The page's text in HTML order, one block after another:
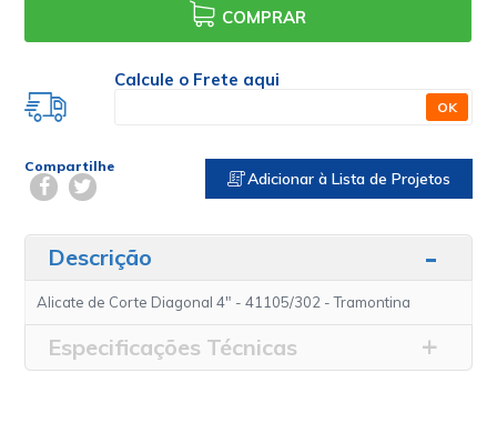
COMPRAR
Calcule o Frete aqui
OK
Compartilhe
Adicionar à Lista de Projetos
Descrição
Alicate de Corte Diagonal 4" - 41105/302 - Tramontina
Especificações Técnicas